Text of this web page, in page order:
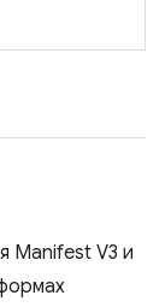
Manifest V3 и